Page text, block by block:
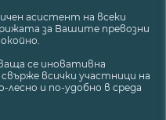
асистент на всеки
за Вашите превозни
се иновативна
всички участници на
лесно и по-удобно в среда